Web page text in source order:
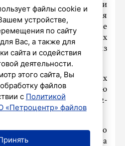
с 13 августа начнет торги
На площадке появятся
причем продавать новое
не только на биржевых
мелкого опта, следует из
пишет ТАСС.
добавление трех
общую спецификацию
идет о бензине АИ-92-
по ГОСТ 32513-2023.
июлясообщалось, что
возвращать бензин на
файлы cookie и
устройстве,
по сайту
Вас, а также для
сайта и содействия
деятельности.
этого сайта, Вы
файлов
с Политикой
«Петроцентр» файлов